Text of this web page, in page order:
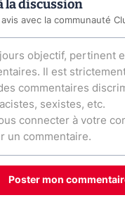
la discussion
avec la communauté
Poster mon